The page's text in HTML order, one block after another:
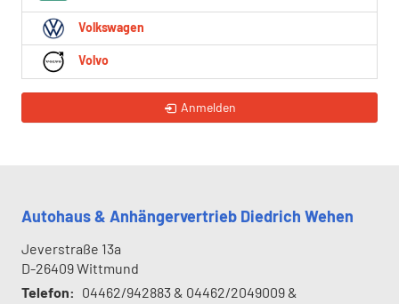
Volkswagen
Volvo
Anmelden
Autohaus & Anhängervertrieb Diedrich Wehen
Jeverstraße 13a
D-26409Wittmund
Telefon: 04462/942883 & 04462/2049009 &